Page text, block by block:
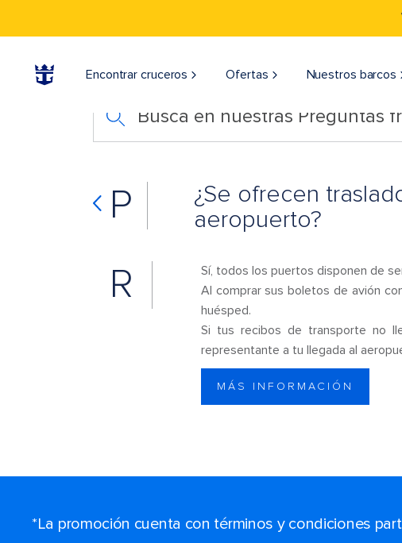
Encontrar cruceros Ofertas Nuestros barcos
Busca en nuestras Preguntas
P
¿Se ofrecen
aeropuerto?
R
Sí, todos los puertos disponen de
Al comprar sus boletos de avión
huésped.
Si tus recibos de transporte no
representante a tu llegada al
MÁS INFORMACIÓN
*La promoción cuenta con términos y condiciones